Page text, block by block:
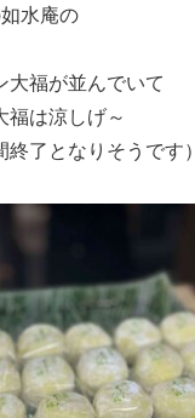
水庵の
大福が並んでいて
福は涼しげ～
終了となりそうです）